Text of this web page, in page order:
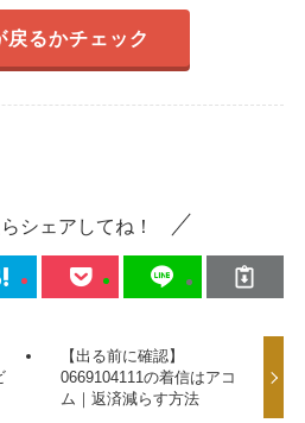
戻るかチェック
シェアしてね！
【出る前に確認】
0669104111の着信はアコ
ム｜返済減らす方法